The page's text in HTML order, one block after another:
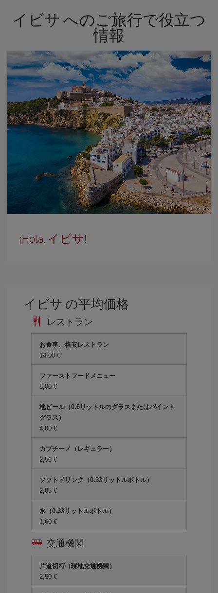
イビサ へのご旅行で役立つ
情報
¡Hola, イビサ!
イビサ の平均価格
レストラン
お食事、格安レストラン
14,00 €
ファーストフードメニュー
8,00 €
地ビール（0.5リットルのグラスまたはパイント
グラス）
4,00 €
カプチーノ（レギュラー）
2,56 €
ソフトドリンク（0.33リットルボトル）
2,05 €
水（0.33リットルボトル）
1,60 €
交通機関
片道切符（現地交通機関）
2,50 €